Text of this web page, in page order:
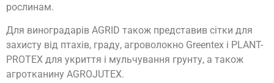
рослинам.
Для виноградарів AGRID також представив сітки для
захисту від птахів, граду, агроволокно Greentex і PLANT-
PROTEX для укриття і мульчування грунту, а також
агротканину AGROJUTEX.